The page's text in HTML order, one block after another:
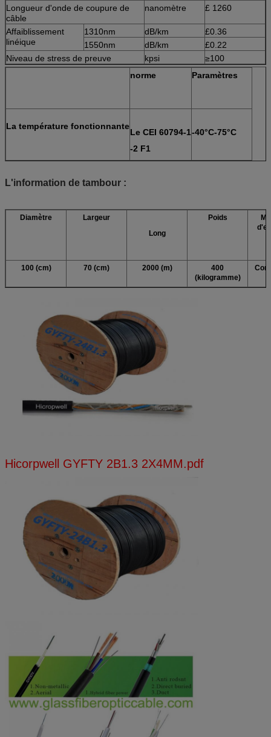
Longueur d'onde de coupure de
câble
nanomètre £ 1260
Affaiblissement
linéique
1310nm dB/km
£0.36
1550nm
dB/km
£0.22
Niveau de stress de preuve
kpsi
≥100
norme
Paramètres
La température fonctionnante
Le CEI 60794-1
-2 F1
-40°C-75°C
L'information de tambour :
Diamètre
Largeur
Long
Poids
100 (cm) 70 (cm) 2000 (m)
400
(kilogramme)
Hicorpwell GYFTY 2B1.3 2X4MM.pdf